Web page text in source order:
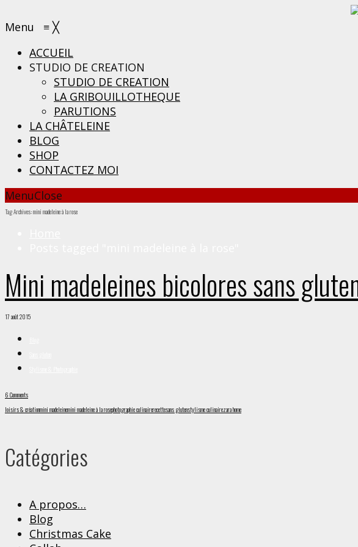
Menu ≡ ╳
ACCUEIL
STUDIO DE CREATION
STUDIO DE CREATION
LA GRIBOUILLOTHEQUE
PARUTIONS
LA CHÂTELEINE
BLOG
SHOP
CONTACTEZ MOI
MenuClose
Tag Archives: mini madeleine à la rose
Mini madeleines bicolores sans
17 août 2015
6 Comments
loisirs & créationmini madeleinemini madeleine à la rosephotographie culinairerecettesans glutenstylisme culinairezara home
Catégories
A propos…
Blog
Christmas Cake